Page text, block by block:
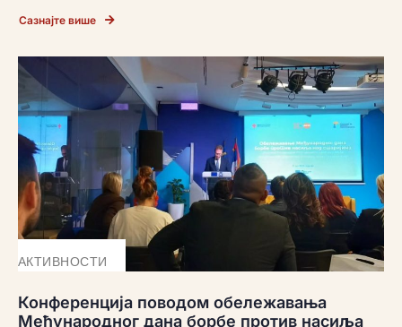
Сазнајте више
АКТИВНОСТИ
Конференција поводом обележавања
Међународног дана борбе против насиља